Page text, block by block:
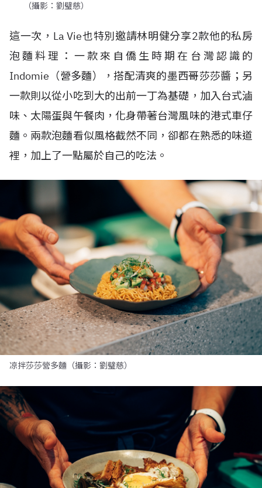
（攝影：劉璧慈）
這一次，La Vie也特別邀請林明健分享2款他的私房
泡麵料理：一款來自僑生時期在台灣認識的
Indomie（營多麵），搭配清爽的墨西哥莎莎醬；另
一款則以從小吃到大的出前一丁為基礎，加入台式滷
味、太陽蛋與午餐肉，化身帶著台灣風味的港式車仔
麵。兩款泡麵看似風格截然不同，卻都在熟悉的味道
裡，加上了一點屬於自己的吃法。
凉拌莎莎營多麵（攝影：劉璧慈）